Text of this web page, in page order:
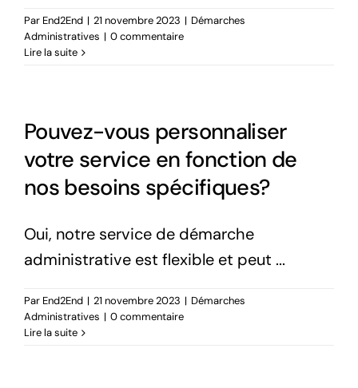
Par End2End | 21 novembre 2023 | Démarches
Administratives | 0 commentaire
Lire la suite
Pouvez-vous personnaliser
votre service en fonction de
nos besoins spécifiques?
Oui, notre service de démarche
administrative est flexible et peut ...
Par End2End | 21 novembre 2023 | Démarches
Administratives | 0 commentaire
Lire la suite